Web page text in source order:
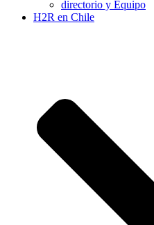
directorio y Equipo
H2R en Chile